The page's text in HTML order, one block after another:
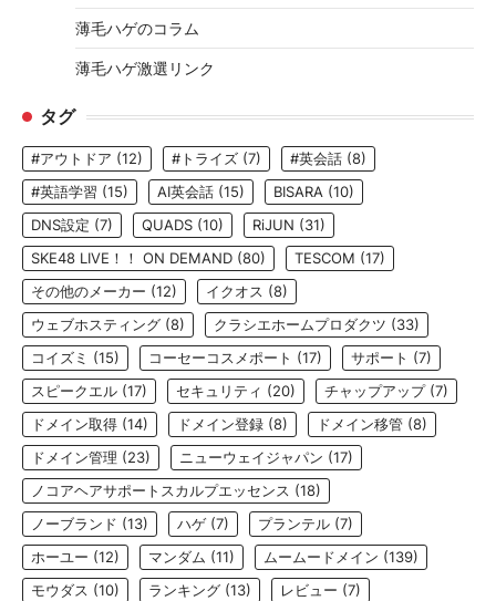
薄毛ハゲのコラム
薄毛ハゲ激選リンク
タグ
#アウトドア (12) #トライズ (7) #英会話 (8)
#英語学習 (15) AI英会話 (15) BISARA (10)
DNS設定 (7) QUADS (10) RiJUN (31)
SKE48 LIVE！！ ON DEMAND (80) TESCOM (17)
その他のメーカー (12) イクオス (8)
ウェブホスティング (8) クラシエホームプロダクツ (33)
コイズミ (15) コーセーコスメポート (17) サポート (7)
スピークエル (17) セキュリティ (20) チャップアップ(7)
ドメイン取得 (14) ドメイン登録 (8) ドメイン移管 (8)
ドメイン管理 (23) ニューウェイジャパン (17)
ノコアヘアサポートスカルプエッセンス (18)
ノーブランド (13) ハゲ (7) プランテル (7)
ホーユー (12) マンダム (11) ムームードメイン (139)
モウダス (10) ランキング (13) レビュー (7)